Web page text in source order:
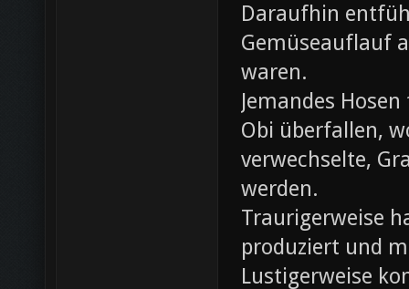
Daraufhin
Gemüseauflauf
waren.
Jemandes
Obi überfallen,
verwechselte,
werden.
Traurigerweise
produziert und
Lustigerweise